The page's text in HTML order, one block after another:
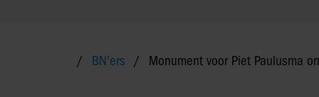
BN'ers Monument voor Piet Paulusma